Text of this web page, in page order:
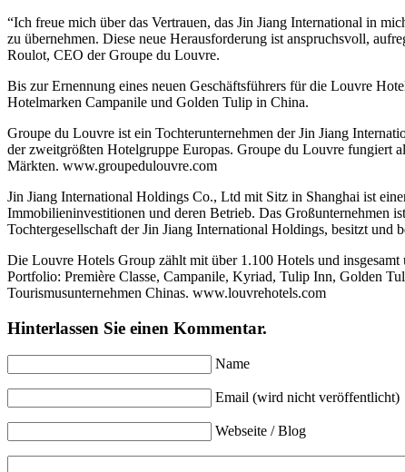
“Ich freue mich über das Vertrauen, das Jin Jiang International in
zu übernehmen. Diese neue Herausforderung ist anspruchsvoll,
Roulot, CEO der Groupe du Louvre.
Bis zur Ernennung eines neuen Geschäftsführers für die Louvre
Hotelmarken Campanile und Golden Tulip in China.
Groupe du Louvre ist ein Tochterunternehmen der Jin Jiang
der zweitgrößten Hotelgruppe Europas. Groupe du Louvre fungiert
Märkten. www.groupedulouvre.com
Jin Jiang International Holdings Co., Ltd mit Sitz in Shanghai ist
Immobilieninvestitionen und deren Betrieb. Das Großunternehmen
Tochtergesellschaft der Jin Jiang International Holdings, besitzt
Die Louvre Hotels Group zählt mit über 1.100 Hotels und
Portfolio: Première Classe, Campanile, Kyriad, Tulip Inn, Golden
Tourismusunternehmen Chinas. www.louvrehotels.com
Hinterlassen Sie einen Kommentar.
Name
Email (wird nicht veröffentlicht)
Webseite / Blog